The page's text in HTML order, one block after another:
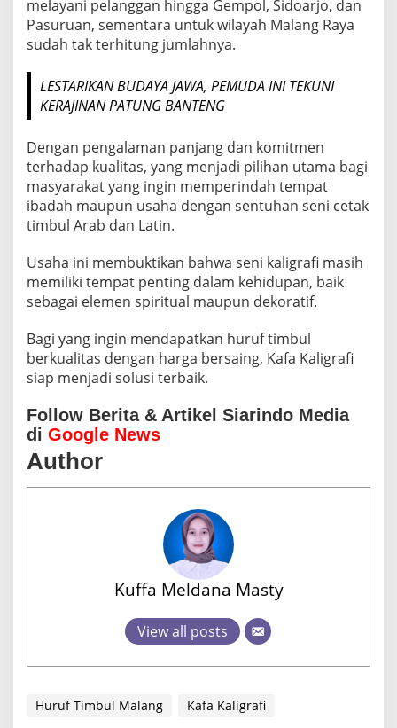
melayani pelanggan hingga Gempol, Sidoarjo, dan
Pasuruan, sementara untuk wilayah Malang Raya
sudah tak terhitung jumlahnya.
LESTARIKAN BUDAYA JAWA, PEMUDA INI TEKUNI
KERAJINAN PATUNG BANTENG
Dengan pengalaman panjang dan komitmen
terhadap kualitas, yang menjadi pilihan utama bagi
masyarakat yang ingin memperindah tempat
ibadah maupun usaha dengan sentuhan seni cetak
timbul Arab dan Latin.
Usaha ini membuktikan bahwa seni kaligrafi masih
memiliki tempat penting dalam kehidupan, baik
sebagai elemen spiritual maupun dekoratif.
Bagi yang ingin mendapatkan huruf timbul
berkualitas dengan harga bersaing, Kafa Kaligrafi
siap menjadi solusi terbaik.
Follow Berita & Artikel Siarindo Media
di Google News
Author
Kuffa Meldana Masty
View all posts
Huruf Timbul Malang
Kafa Kaligrafi